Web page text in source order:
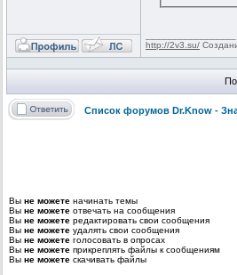
http://2v3.su/
Список форумов Dr.Know -
Вы не можете начинать темы
Вы не можете отвечать на сообщения
Вы не можете редактировать свои сообщения
Вы не можете удалять свои сообщения
Вы не можете голосовать в опросах
Вы не можете прикреплять файлы к сообщениям
Вы не можете скачивать файлы